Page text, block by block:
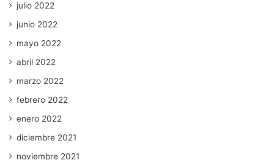
julio 2022
junio 2022
mayo 2022
abril 2022
marzo 2022
febrero 2022
enero 2022
diciembre 2021
noviembre 2021